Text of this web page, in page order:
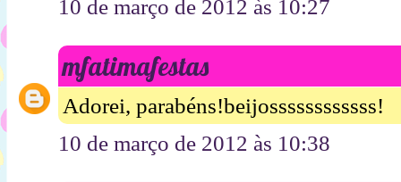
10 de março de 2012 às 10:27
mfatimafestas
Adorei, parabéns!beijossssssssssss!
10 de março de 2012 às 10:38